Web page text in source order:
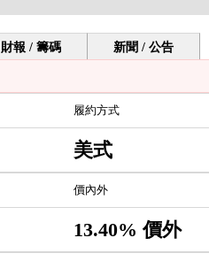
財報 / 籌碼 新聞 / 公告
履約方式
美式
價內外
13.40% 價外